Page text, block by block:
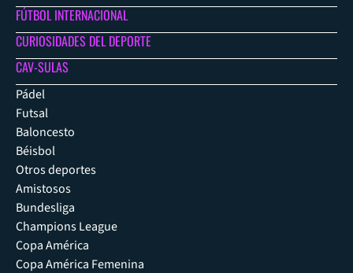
FÚTBOL INTERNACIONAL
CURIOSIDADES DEL DEPORTE
CAV-SULAS
Pádel
Futsal
Baloncesto
Béisbol
Otros deportes
Amistosos
Bundesliga
Champions League
Copa América
Copa América Femenina